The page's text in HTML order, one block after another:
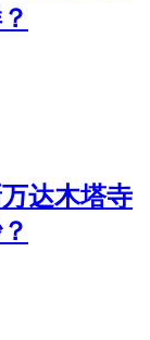
达木塔寺